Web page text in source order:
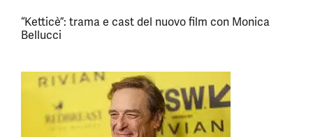
“Ketticè”: trama e cast del nuovo film con Monica
Bellucci